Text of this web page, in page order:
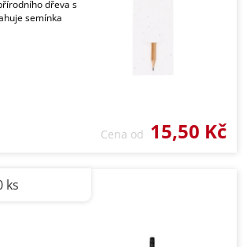
dřeva s
semínka
Cena od 15,50 Kč
ks